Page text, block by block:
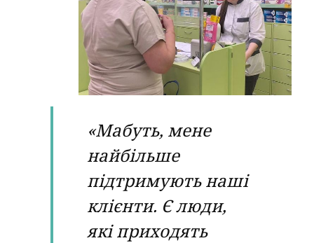
«Мабуть, мене
найбільше
підтримують наші
клієнти. Є люди,
які приходять